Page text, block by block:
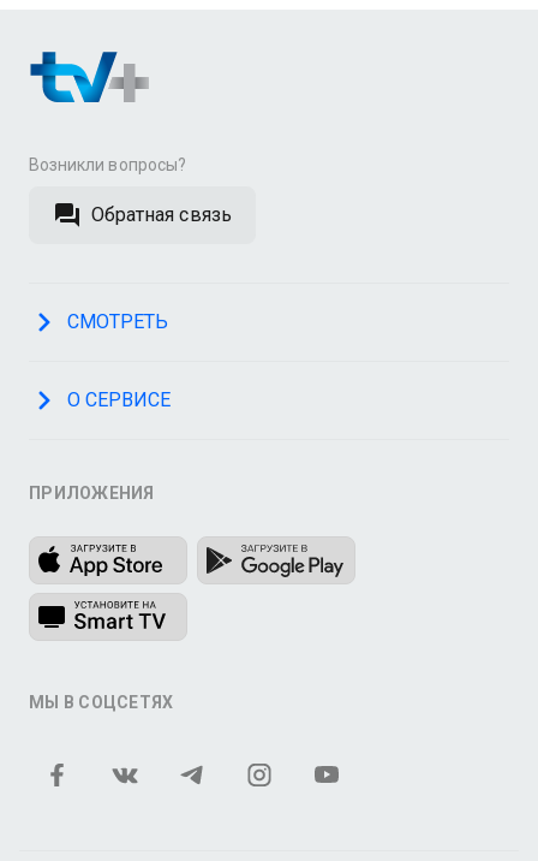
Возникли вопросы?
Обратная связь
СМОТРЕТЬ
О СЕРВИСЕ
ПРИЛОЖЕНИЯ
МЫ В СОЦСЕТЯХ